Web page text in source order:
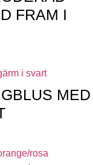
FRAM I
MED